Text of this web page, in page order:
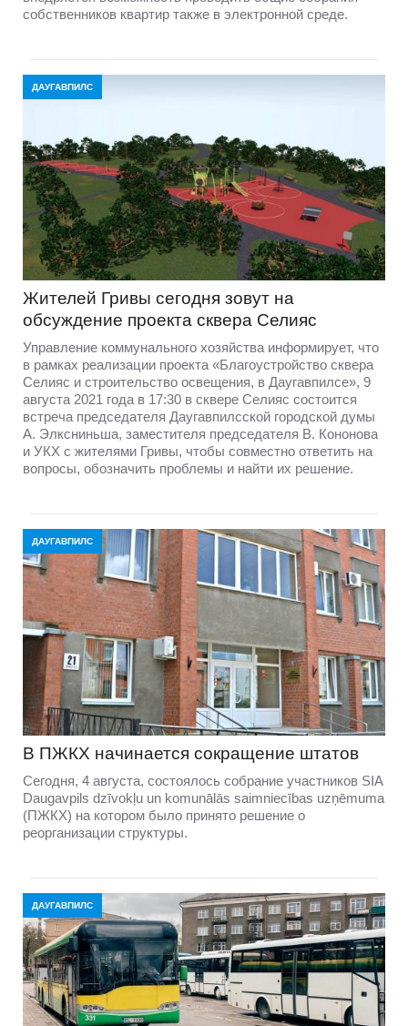
собственников квартир также в электронной среде.
ДАУГАВПИЛС
Жителей Гривы сегодня зовут на
обсуждение проекта сквера Селияс
Управление коммунального хозяйства информирует, что
в рамках реализации проекта «Благоустройство сквера
Селияс и строительство освещения, в Даугавпилсе», 9
августа 2021 года в 17:30 в сквере Селияс состоится
встреча председателя Даугавпилсской городской думы
А. Элксниньша, заместителя председателя В. Кононова
и УКХ с жителями Гривы, чтобы совместно ответить на
вопросы, обозначить проблемы и найти их решение.
ДАУГАВПИЛС
В ПЖКХ начинается сокращение штатов
Сегодня, 4 августа, состоялось собрание участников SIA
Daugavpils dzīvokļu un komunālās saimniecības uzņēmuma
(ПЖКХ) на котором было принято решение о
реорганизации структуры.
ДАУГАВПИЛС